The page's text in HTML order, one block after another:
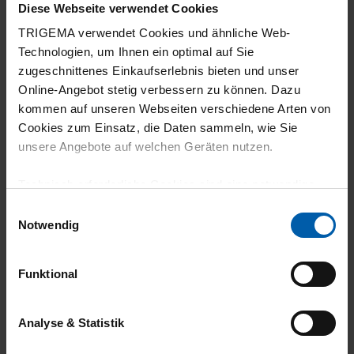
Diese Webseite verwendet Cookies
TRIGEMA verwendet Cookies und ähnliche Web-
Technologien, um Ihnen ein optimal auf Sie
zugeschnittenes Einkaufserlebnis bieten und unser
Online-Angebot stetig verbessern zu können. Dazu
kommen auf unseren Webseiten verschiedene Arten von
Cookies zum Einsatz, die Daten sammeln, wie Sie
unsere Angebote auf welchen Geräten nutzen.
grundlegende Funktionen wie etwa zur Auswahl und
gewährleisten.
Für die Darstellung personalisierter Angebote, Anzeigen
und Inhalte aufgrund Ihres Nutzerverhaltens und Ihres
Notwendig
Funktional
Analyse & Statistik
climate-neutral
Family business